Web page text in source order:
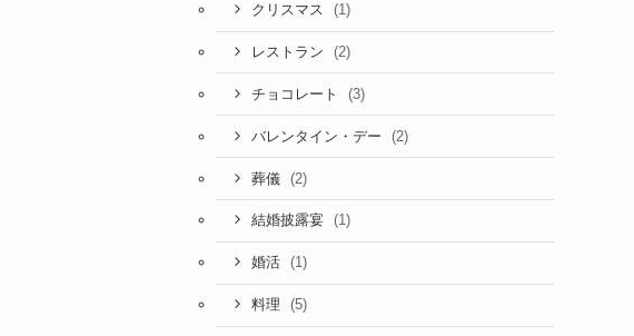
クリスマス (1)
レストラン (2)
チョコレート (3)
バレンタイン・デー (2)
葬儀 (2)
結婚披露宴 (1)
婚活 (1)
料理 (5)